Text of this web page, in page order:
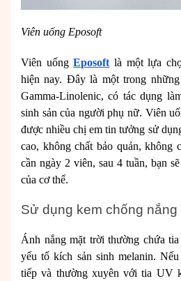
Viên uống Eposoft
Viên uốngEposoftlà một lựa
hiện nay. Đây là một trong
Gamma-Linolenic, có tác dụng
sinh sản của người phụ nữ. Viên
được nhiều chị em tin tưởng sử
cao, không chất bảo quản, không
cần ngày 2 viên, sau 4 tuần, bạn
của cơ thể.
Sử dụng kem chống nắng
Ánh nắng mặt trời thường chứa
yếu tố kích sản sinh melanin.
tiếp và thường xuyên với tia UV